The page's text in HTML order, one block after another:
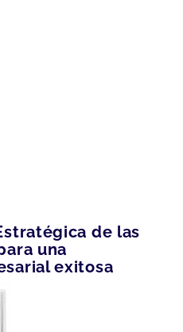
de las
una
exitosa